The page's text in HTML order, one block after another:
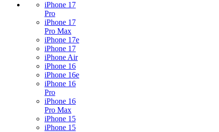
iPhone 17
Pro
iPhone 17
Pro Max
iPhone 17e
iPhone 17
iPhone Air
iPhone 16
iPhone 16e
iPhone 16
Pro
iPhone 16
Pro Max
iPhone 15
iPhone 15